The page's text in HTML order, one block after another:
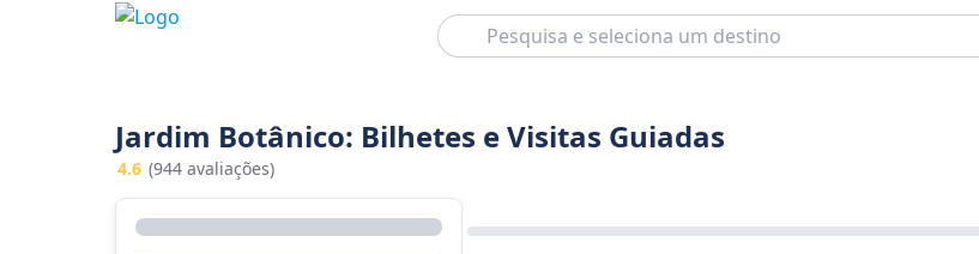
Pesquisar
Jardim Botânico: Bilhetes e Visitas Guiadas
4.6 (944 avaliações)